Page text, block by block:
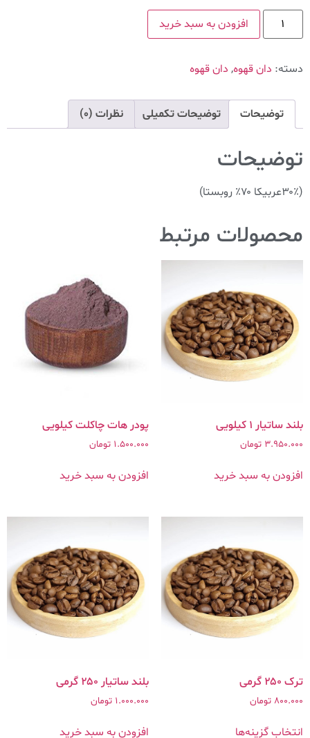
افزودن به سبد خرید
دسته: دان قهوه, دان قهوه
توضیحات توضیحات تکمیلی نظرات (0)
توضیحات
(۳۰٪عربیکا ۷۰٪ روبستا)
محصولات مرتبط
بلند ساتیار ۱ کیلویی
3.950.000 تومان
افزودن به سبد خرید
پودر هات چاکلت کیلویی
1.500.000 تومان
افزودن به سبد خرید
ترک ۲۵۰ گرمی
800.000 تومان
انتخاب گزینه‌ها
بلند ساتیار ۲۵۰ گرمی
1.000.000 تومان
افزودن به سبد خرید